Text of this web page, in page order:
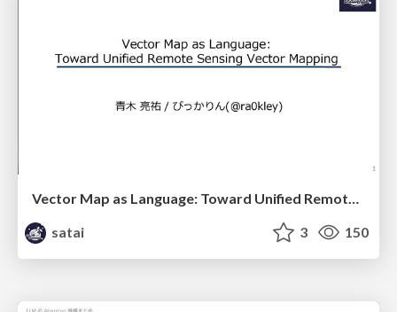
Vector Map as Language: Toward Unified Remote Sensing Vector Mapping
satai
3 150